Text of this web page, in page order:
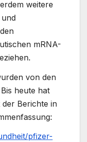
weitere
und
mRNA-
von den
heute hat
der Berichte in
pfizer-